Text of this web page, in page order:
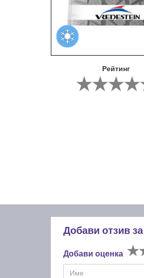
Рейтинг
Добави отзив за
Добави оценка